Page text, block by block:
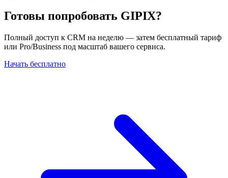
Готовы попробовать GIPIX?
Полный доступ к CRM на неделю — затем бесплатный тариф
или Pro/Business под масштаб вашего сервиса.
Начать бесплатно